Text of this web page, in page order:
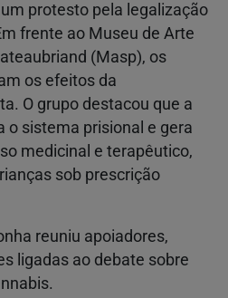
protesto pela legalização
frente ao Museu de Arte
(Masp), os
os efeitos da
O grupo destacou que a
o sistema prisional e gera
medicinal e terapêutico,
sob prescrição
reuniu apoiadores,
ligadas ao debate sobre